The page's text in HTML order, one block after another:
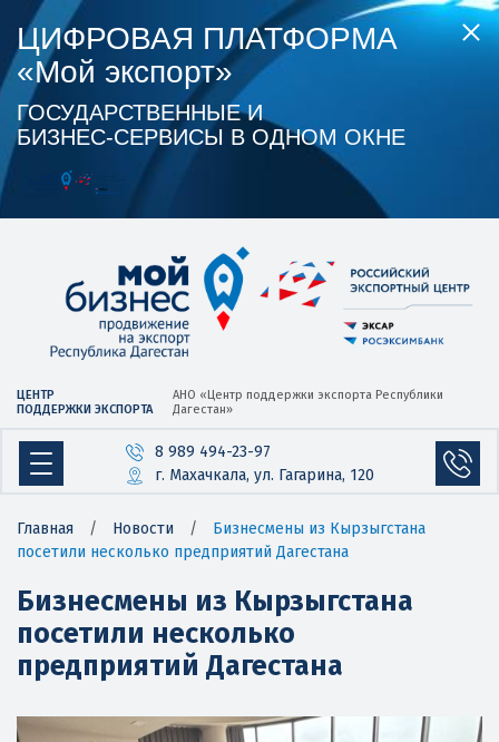
ЦИФРОВАЯ ПЛАТФОРМА
«Мой экспорт»
ГОСУДАРСТВЕННЫЕ И
БИЗНЕС‑СЕРВИСЫ В ОДНОМ ОКНЕ
ЦЕНТР
ПОДДЕРЖКИ ЭКСПОРТА
АНО «Центр поддержки экспорта Республики
Дагестан»
8 989 494-23-97
г. Махачкала, ул. Гагарина, 120
Главная / Новости /
Бизнесмены из Кырзыгстана
посетили несколько предприятий Дагестана
Бизнесмены из Кырзыгстана
посетили несколько
предприятий Дагестана